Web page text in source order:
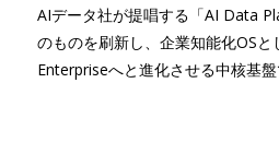
AIデータ社が提唱する「AI Data
のものを刷新し、企業知能化OS
Enterpriseへと進化させる中核基盤